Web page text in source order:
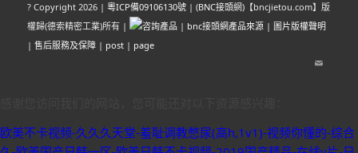
? Copyright 2026 | 粵ICP備09106130號| (BNC接頭網)【bncjietou.com】版
權歸(德索精密工業)所有 |
| bnc接頭網產品來源| 圖片版權聲明
| 售后服務及保障| post| page
欧美不卡视频-久久久天堂-羞耻调教憋尿(高h,1v1)-视频你懂的-综合